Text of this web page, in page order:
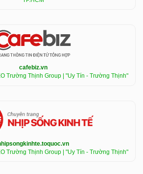
cafebiz.vn
Trường Thịnh Group | "Uy Tín - Trường Thịnh"
Trường Thịnh Group | "Uy Tín - Trường Thịnh"